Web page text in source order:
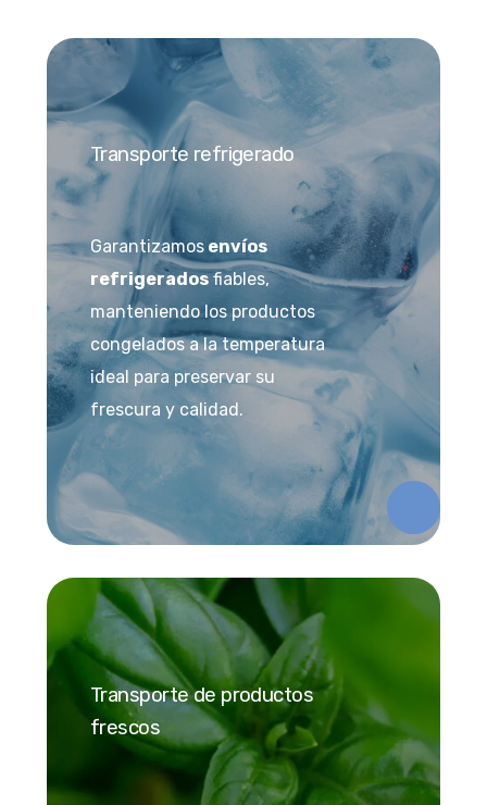
Transporte refrigerado
Garantizamos envíos
refrigeradosfiables,
manteniendo los productos
congelados a la temperatura
ideal para preservar su
frescura y calidad.
Transporte de productos
frescos